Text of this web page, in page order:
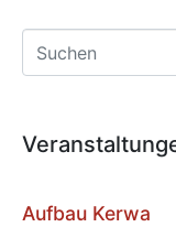
Suche
Aufbau Kerwa